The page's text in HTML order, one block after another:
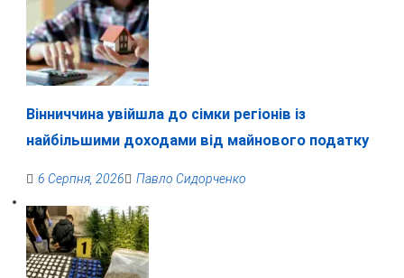
Вінниччина увійшла до сімки регіонів із
найбільшими доходами від майнового податку
6 Серпня, 2026 Павло Сидорченко